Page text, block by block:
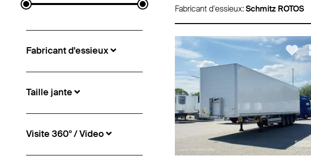
Fabricant d'essieux
Taille jante
Visite 360° / Video
Fabricant d'essieux:Schmitz ROTOS